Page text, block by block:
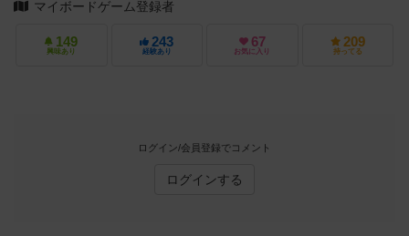
マイボードゲーム登録者
149
興味あり
243
経験あり
67
お気に入り
209
持ってる
ログイン/会員登録でコメント
ログインする